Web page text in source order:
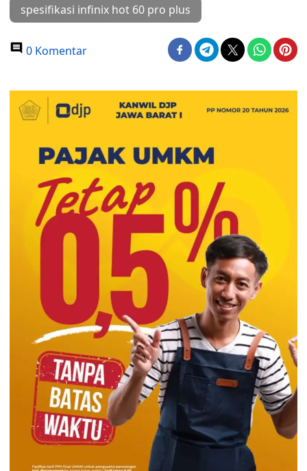
spesifikasi infinix hot 60 pro plus
0 Komentar